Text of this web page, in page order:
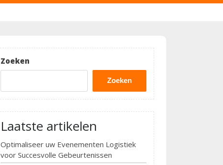
Zoeken
Zoeken
Laatste artikelen
Optimaliseer uw Evenementen Logistiek
voor Succesvolle Gebeurtenissen